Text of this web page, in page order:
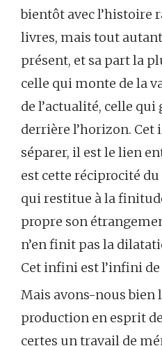
bientôt avec l’histoire
livres, mais tout
présent, et sa part la
celle qui monte de la
de l’actualité, celle qui
derrière l’horizon. Cet
séparer, il est le lien
est cette réciprocité
qui restitue à la
propre son
n’en finit pas la
Cet infini est l’infini
Mais avons-nous bien
production en esprit
certes un travail de